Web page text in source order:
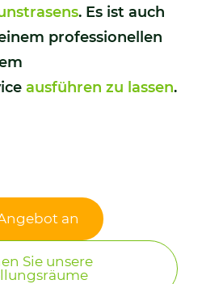
. Es ist auch
professionellen
ausführen zu lassen.
an
Sie unsere